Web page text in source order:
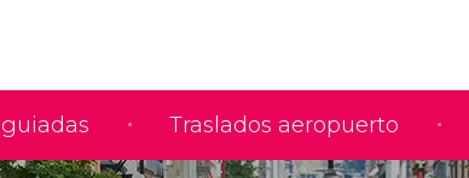
Traslados aeropuerto